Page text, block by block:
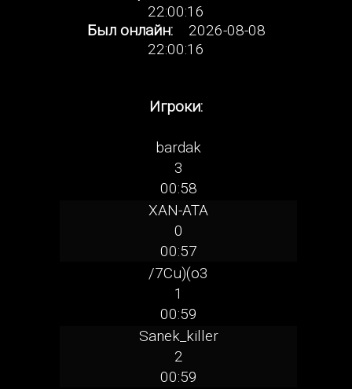
22:00:16
Был онлайн:2026-08-08
22:00:16
Игроки:
bardak
3
00:58
XAN-ATA
0
00:57
/7Cu)(o3
1
00:59
Sanek_killer
2
00:59